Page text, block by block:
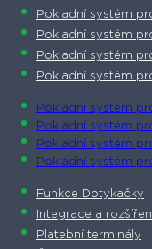
Pokladní systém
Pokladní systém
Pokladní systém
Pokladní systém
Pokladní systém
Pokladní systém
Pokladní systém
Pokladní systém
Funkce Dotykačky
Integrace a
Platební terminály